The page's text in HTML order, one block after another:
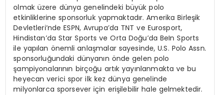
olmak üzere dünya genelindeki büyük polo
etkinliklerine sponsorluk yapmaktadır. Amerika Birleşik
Devletleri’nde ESPN, Avrupa’da TNT ve Eurosport,
Hindistan’da Star Sports ve Orta Doğu’da BeIn Sports
ile yapılan önemli anlaşmalar sayesinde, U.S. Polo Assn.
sponsorluğundaki dünyanın önde gelen polo
şampiyonalarının birçoğu artık yayınlanmakta ve bu
heyecan verici spor ilk kez dünya genelinde
milyonlarca sporsever için erişilebilir hale gelmektedir.